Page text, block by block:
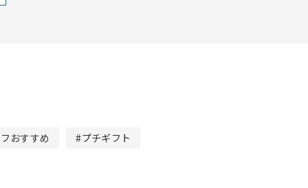
おすすめ #プチギフト